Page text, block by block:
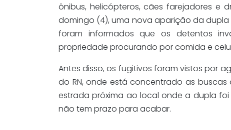
ônibus, helicópteros, cães farejadores e
domingo (4), uma nova aparição da
foram informados que os detentos
propriedade procurando por comida e
Antes disso, os fugitivos foram vistos por
do RN, onde está concentrado as
estrada próxima ao local onde a dupla
não tem prazo para acabar.